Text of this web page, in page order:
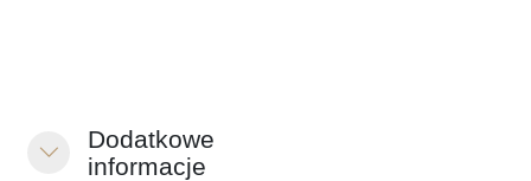
Minimalizuj
Dodatkowe
informacje